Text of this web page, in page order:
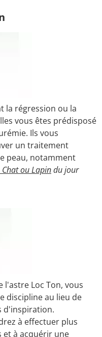
la régression ou la
vous êtes prédisposé
Ils vous
un traitement
peau, notamment
ou Lapindu jour
Loc Ton, vous
discipline au lieu de
d'inspiration.
à effectuer plus
à acquérir une